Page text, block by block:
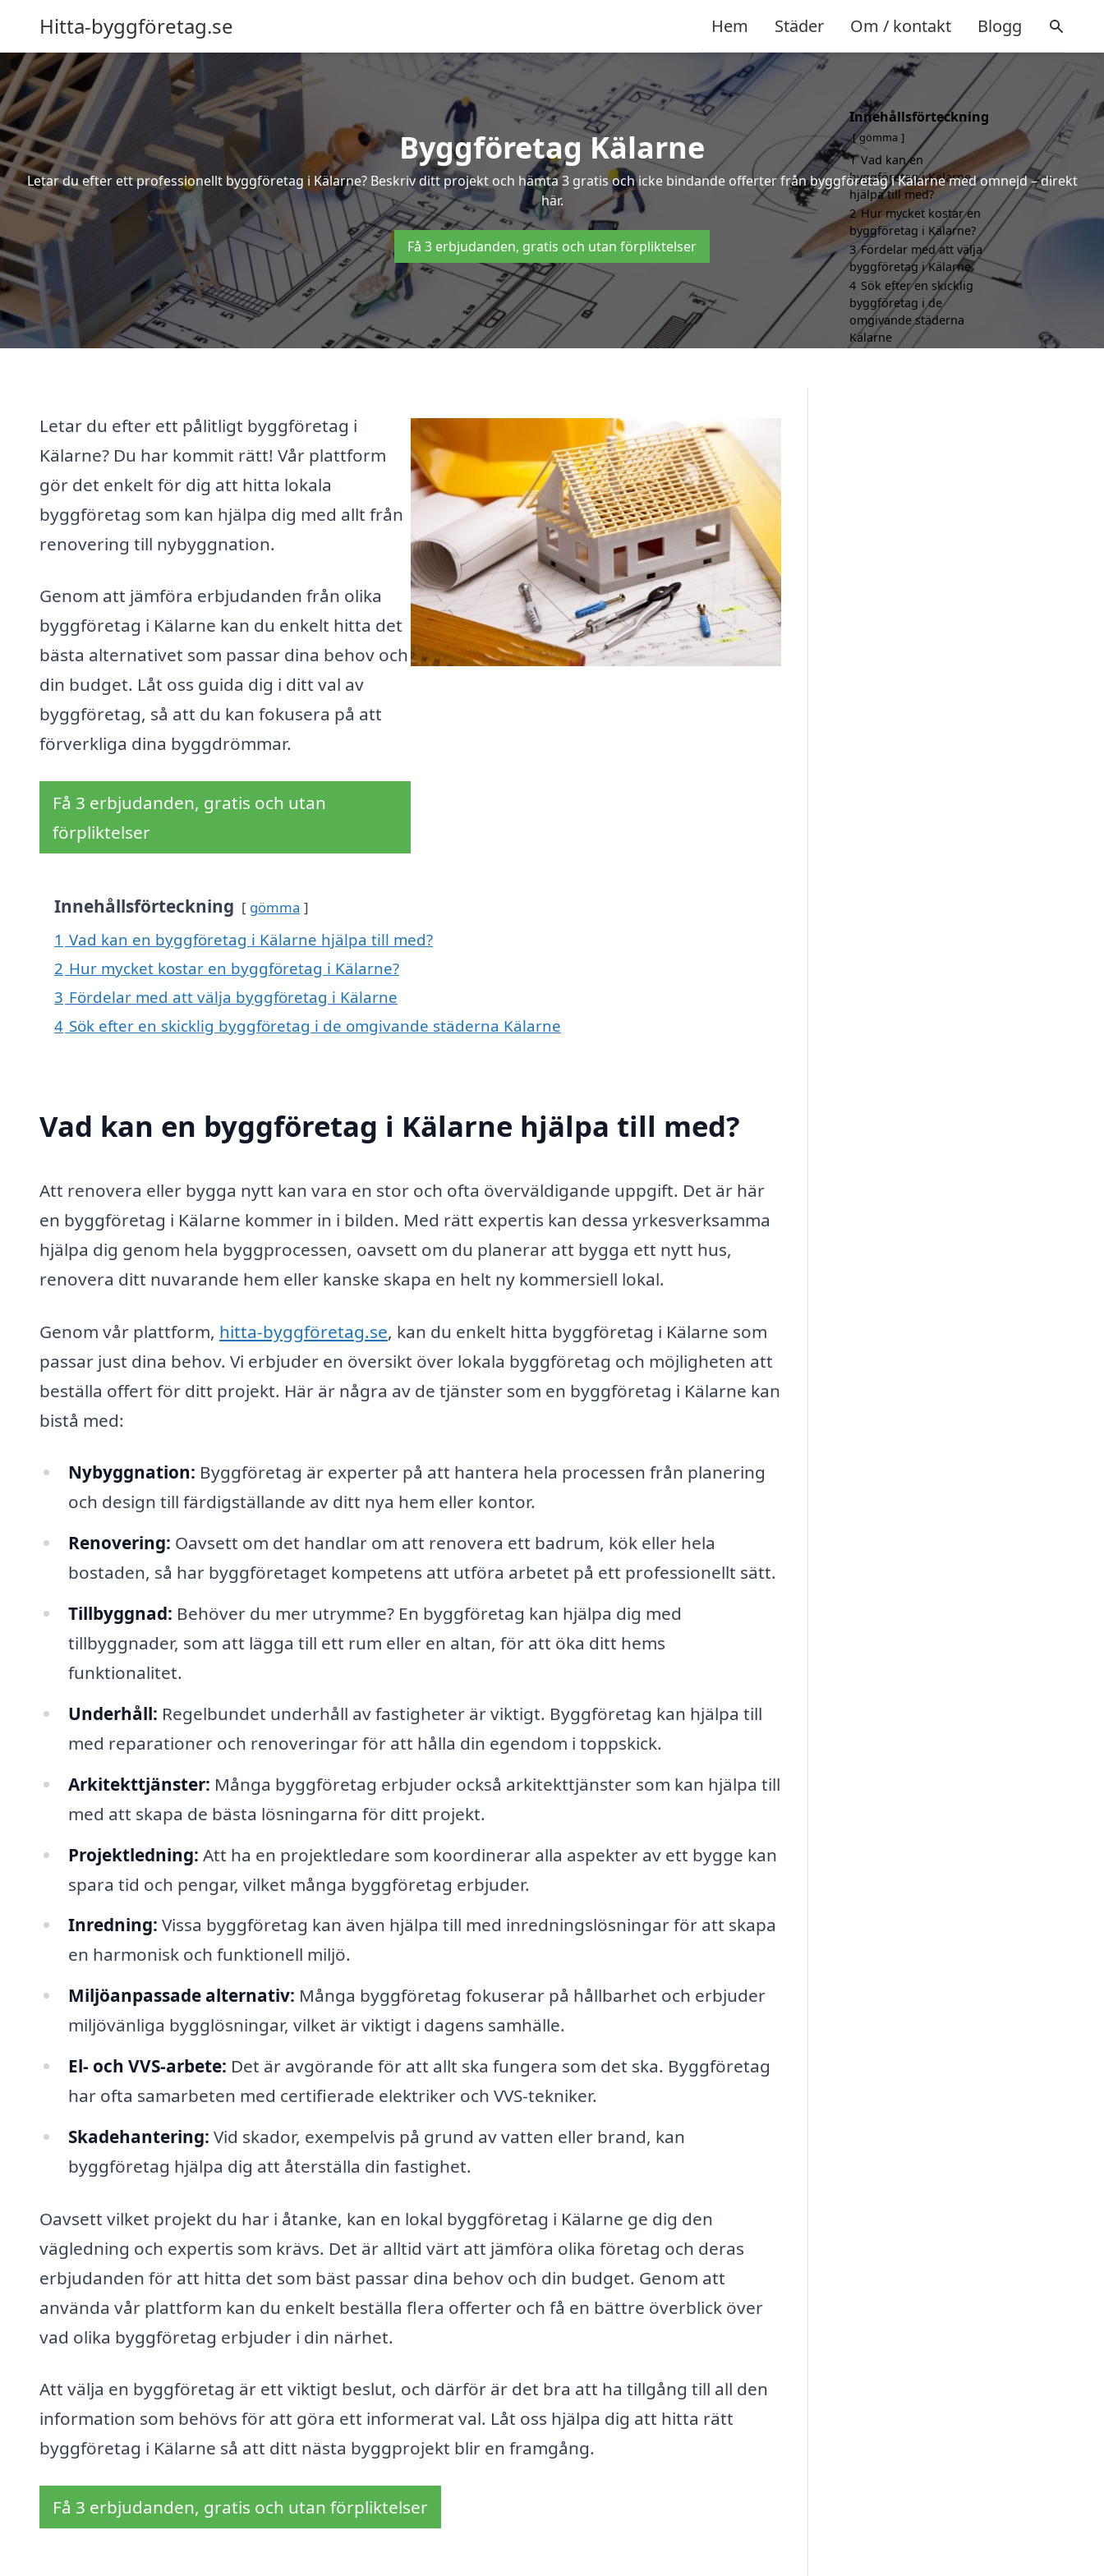
Hitta-byggföretag.se Hem Städer Om / kontakt Blogg
Byggföretag Kälarne
Letar du efter ett professionellt byggföretag i Kälarne? Beskriv ditt projekt och hämta 3 gratis och icke bindande offerter från byggföretag i Kälarne med omnejd – direkt
här.
Få 3 erbjudanden, gratis och utan förpliktelser
Letar du efter ett pålitligt byggföretag i
Kälarne? Du har kommit rätt! Vår plattform
gör det enkelt för dig att hitta lokala
byggföretag som kan hjälpa dig med allt från
renovering till nybyggnation.
Genom att jämföra erbjudanden från olika
byggföretag i Kälarne kan du enkelt hitta det
bästa alternativet som passar dina behov och
din budget. Låt oss guida dig i ditt val av
byggföretag, så att du kan fokusera på att
förverkliga dina byggdrömmar.
Få 3 erbjudanden, gratis och utan
förpliktelser
Innehållsförteckning gömma
1 Vad kan en byggföretag i Kälarne hjälpa till med?
2 Hur mycket kostar en byggföretag i Kälarne?
3 Fördelar med att välja byggföretag i Kälarne
4 Sök efter en skicklig byggföretag i de omgivande städerna Kälarne
Vad kan en byggföretag i Kälarne hjälpa till med?
Att renovera eller bygga nytt kan vara en stor och ofta överväldigande uppgift. Det är här
en byggföretag i Kälarne kommer in i bilden. Med rätt expertis kan dessa yrkesverksamma
hjälpa dig genom hela byggprocessen, oavsett om du planerar att bygga ett nytt hus,
renovera ditt nuvarande hem eller kanske skapa en helt ny kommersiell lokal.
Genom vår plattform, hitta-byggföretag.se, kan du enkelt hitta byggföretag i Kälarne som
passar just dina behov. Vi erbjuder en översikt över lokala byggföretag och möjligheten att
beställa offert för ditt projekt. Här är några av de tjänster som en byggföretag i Kälarne kan
bistå med:
Nybyggnation: Byggföretag är experter på att hantera hela processen från planering
och design till färdigställande av ditt nya hem eller kontor.
Renovering: Oavsett om det handlar om att renovera ett badrum, kök eller hela
bostaden, så har byggföretaget kompetens att utföra arbetet på ett professionellt sätt.
Tillbyggnad: Behöver du mer utrymme? En byggföretag kan hjälpa dig med
tillbyggnader, som att lägga till ett rum eller en altan, för att öka ditt hems
funktionalitet.
Underhåll: Regelbundet underhåll av fastigheter är viktigt. Byggföretag kan hjälpa till
med reparationer och renoveringar för att hålla din egendom i toppskick.
Arkitekttjänster: Många byggföretag erbjuder också arkitekttjänster som kan hjälpa till
med att skapa de bästa lösningarna för ditt projekt.
Projektledning: Att ha en projektledare som koordinerar alla aspekter av ett bygge kan
spara tid och pengar, vilket många byggföretag erbjuder.
Inredning: Vissa byggföretag kan även hjälpa till med inredningslösningar för att skapa
en harmonisk och funktionell miljö.
Miljöanpassade alternativ: Många byggföretag fokuserar på hållbarhet och erbjuder
miljövänliga bygglösningar, vilket är viktigt i dagens samhälle.
El- och VVS-arbete: Det är avgörande för att allt ska fungera som det ska. Byggföretag
har ofta samarbeten med certifierade elektriker och VVS-tekniker.
Skadehantering: Vid skador, exempelvis på grund av vatten eller brand, kan
byggföretag hjälpa dig att återställa din fastighet.
Oavsett vilket projekt du har i åtanke, kan en lokal byggföretag i Kälarne ge dig den
vägledning och expertis som krävs. Det är alltid värt att jämföra olika företag och deras
erbjudanden för att hitta det som bäst passar dina behov och din budget. Genom att
använda vår plattform kan du enkelt beställa flera offerter och få en bättre överblick över
vad olika byggföretag erbjuder i din närhet.
Att välja en byggföretag är ett viktigt beslut, och därför är det bra att ha tillgång till all den
information som behövs för att göra ett informerat val. Låt oss hjälpa dig att hitta rätt
byggföretag i Kälarne så att ditt nästa byggprojekt blir en framgång.
Få 3 erbjudanden, gratis och utan förpliktelser
Innehållsförteckning
gömma
1 Vad kan en
byggföretag i Kälarne
hjälpa till med?
2 Hur mycket kostar en
byggföretag i Kälarne?
3 Fördelar med att välja
byggföretag i Kälarne
4 Sök efter en skicklig
byggföretag i de
omgivande städerna
Kälarne